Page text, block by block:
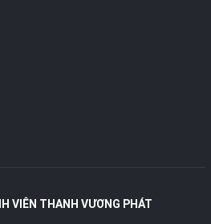
VIÊN THANH VƯƠNG PHÁT